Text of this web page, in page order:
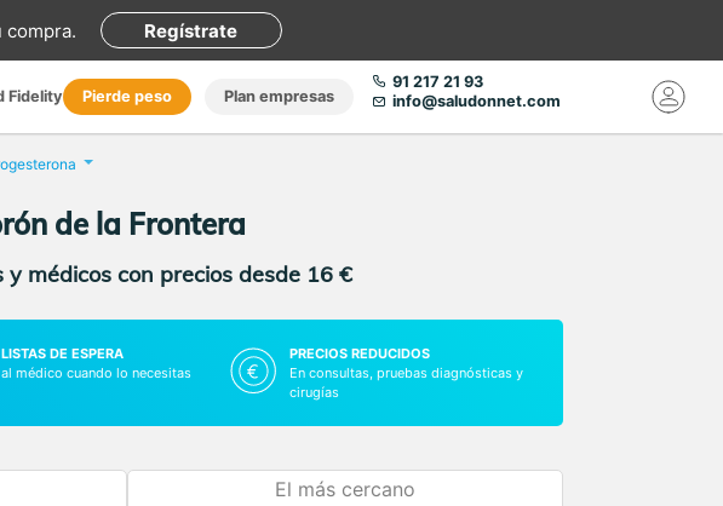
compra. Regístrate
Fidelity Pierde peso Plan empresas
91 217 21 93
info@saludonnet.com
de la Frontera
médicos con precios desde 16 €
DE ESPERA
al médico cuando lo necesitas
PRECIOS REDUCIDOS
En consultas, pruebas diagnósticas y
cirugías
El más cercano